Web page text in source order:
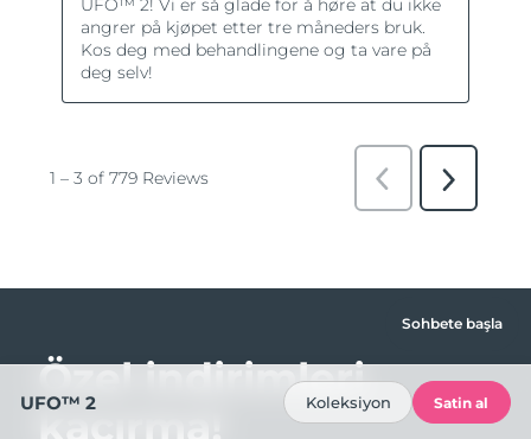
Özel indirimleri
kaçırma!
Sohbete başla
UFO™ 2 Koleksiyon Satin al